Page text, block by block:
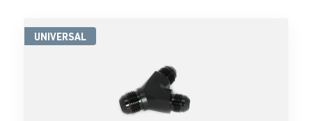
UNIVERSAL